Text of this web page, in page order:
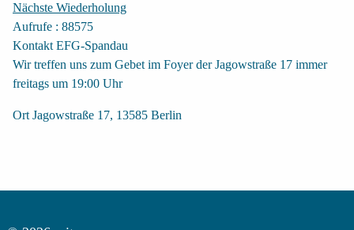
Nächste Wiederholung
Aufrufe : 88575
Kontakt EFG-Spandau
Wir treffen uns zum Gebet im Foyer der Jagowstraße 17 immer
freitags um 19:00 Uhr
Ort Jagowstraße 17, 13585 Berlin